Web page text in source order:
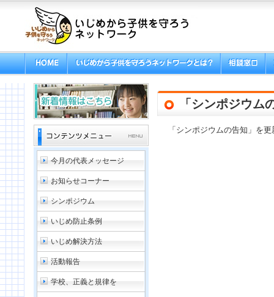
今月の代表メッセージ
お知らせコーナー
シンポジウム
いじめ防止条例
いじめ解決方法
活動報告
学校、正義と規律を
「シンポジウム
「シンポジウムの告知」を